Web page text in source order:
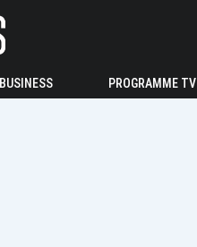
BUSINESS PROGRAMME TV